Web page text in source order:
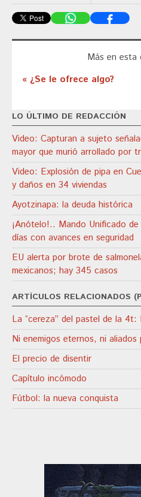
Más en esta
« ¿Se le ofrece algo?
LO ÚLTIMO DE REDACCIÓN
Video: Capturan a sujeto
mayor que murió arrollado por
Video: Explosión de pipa en
y daños en 34 viviendas
Ayotzinapa: la deuda histórica
¡Anótelo!.. Mando Unificado
días con avances en seguridad
EU alerta por brote de
mexicanos; hay 345 casos
ARTÍCULOS RELACIONADOS
La “cereza” del pastel de la
Ni enemigos eternos, ni aliados
El precio de disentir
Capítulo incómodo
Fútbol: la nueva conquista